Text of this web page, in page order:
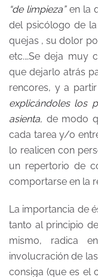
“de limpieza”en la
del psicólogo de
quejas , su dolor
etc.…Se deja muy
que dejarlo atrás
rencores, y a
explicándoles los
asienta, de modo
cada tarea y/o
lo realicen con
un repertorio de
comportarse en la
La importancia de
tanto al principio
mismo, radica
involucración de
consiga (que es el